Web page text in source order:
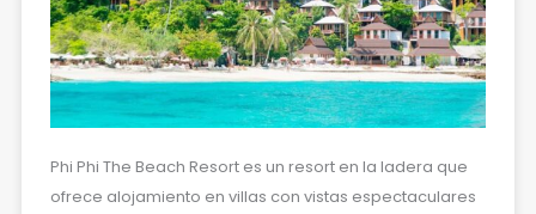
Phi Phi The Beach Resort es un resort en la ladera que
ofrece alojamiento en villas con vistas espectaculares